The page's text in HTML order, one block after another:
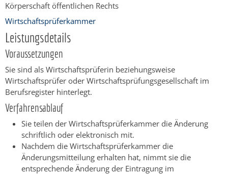
Körperschaft öffentlichen Rechts
Wirtschaftsprüferkammer
Leistungsdetails
Voraussetzungen
Sie sind als Wirtschaftsprüferin beziehungsweise
Wirtschaftsprüfer oder Wirtschaftsprüfungsgesellschaft im
Berufsregister hinterlegt.
Verfahrensablauf
Sie teilen der Wirtschaftsprüferkammer die Änderung
schriftlich oder elektronisch mit.
Nachdem die Wirtschaftsprüferkammer die
Änderungsmitteilung erhalten hat, nimmt sie die
entsprechende Änderung der Eintragung im